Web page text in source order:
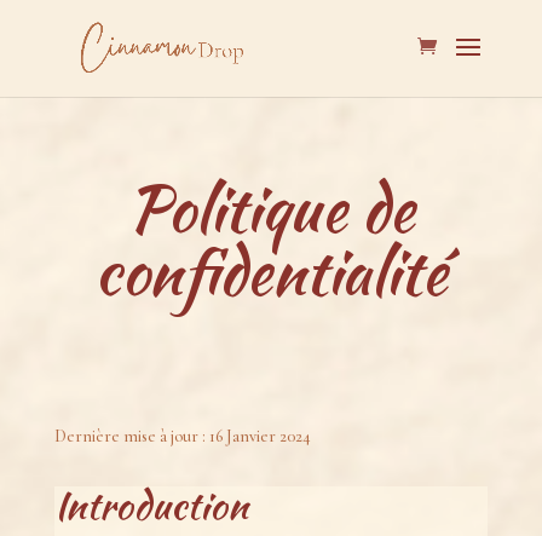
Politique de
confidentialité
Dernière mise à jour : 16 Janvier 2024
Introduction